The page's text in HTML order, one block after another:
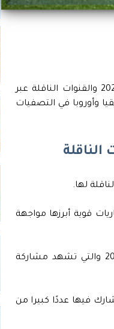
يحرص متابعي كرة القدم على معرفة جدول مواعيد مباريات اليوم الثلاثاء 10 سبتمبر 2024 والقنوات الناقلة عبر
وأوروبا في التصفيات
قوية أبرزها مواجهة
وتتواصل في أفريقيا منافسات الجولة الثانية من التصفيات المؤهلة لكأس أفريقيا 2025 والتي تشهد مشاركة
القارة الصفراء في التصفيات المؤهلة لكأس العالم 2026 والتي شارك فيها عددًا كبيرا من